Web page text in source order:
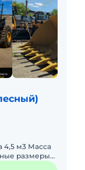
4,5 м3 Масса
размеры
183